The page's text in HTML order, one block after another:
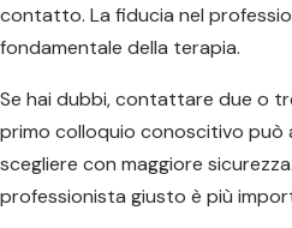
contatto. La fiducia nel
fondamentale della terapia.
Se hai dubbi, contattare due o
primo colloquio conoscitivo
scegliere con maggiore
professionista giusto è più